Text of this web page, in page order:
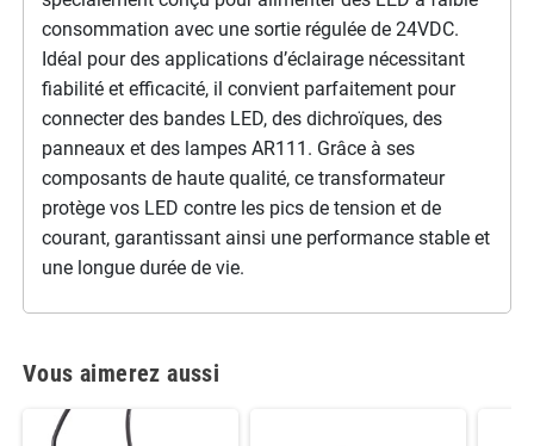
consommation avec une sortie régulée de 24VDC.
Idéal pour des applications d’éclairage nécessitant
fiabilité et efficacité, il convient parfaitement pour
connecter des bandes LED, des dichroïques, des
panneaux et des lampes AR111. Grâce à ses
composants de haute qualité, ce transformateur
protège vos LED contre les pics de tension et de
courant, garantissant ainsi une performance stable et
une longue durée de vie.
Vous aimerez aussi